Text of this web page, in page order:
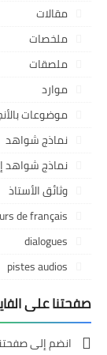
مقالات
ملخصات
ملصقات
موارد
موضوعات
نماذج شواهد
نماذج شواهد
وثائق الأستاذ
de français
dialogues
pistes audios
صفحتنا على
انضم إلى